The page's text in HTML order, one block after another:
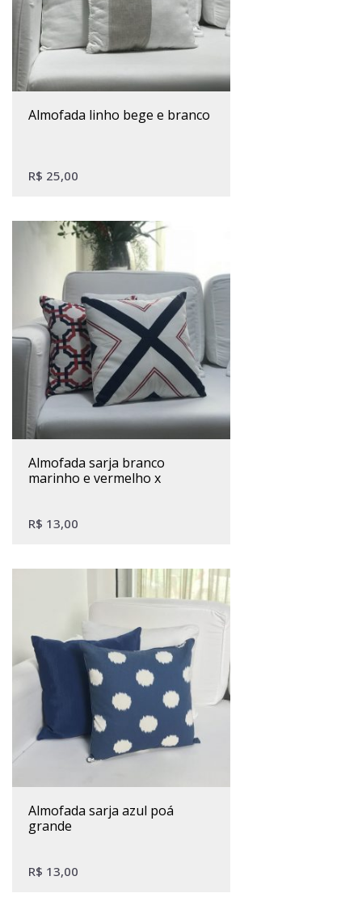
almofada linho bege e branco
R$ 25,00
almofada sarja branco
marinho e vermelho x
R$ 13,00
almofada sarja azul poá
grande
R$ 13,00